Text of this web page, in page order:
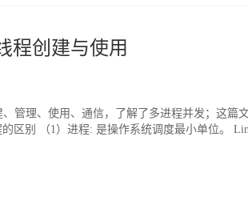
程创建与使用
管理、使用、通信，了解了多进程并发；这篇
区别 （1）进程: 是操作系统调度最小单位。